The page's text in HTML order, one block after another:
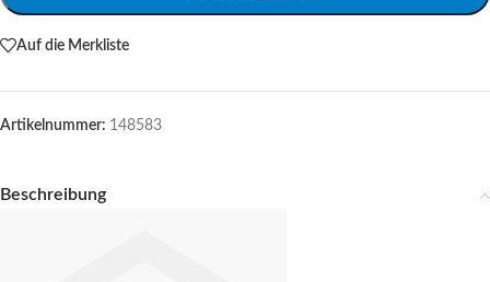
Auf die Merkliste
Artikelnummer: 148583
Beschreibung